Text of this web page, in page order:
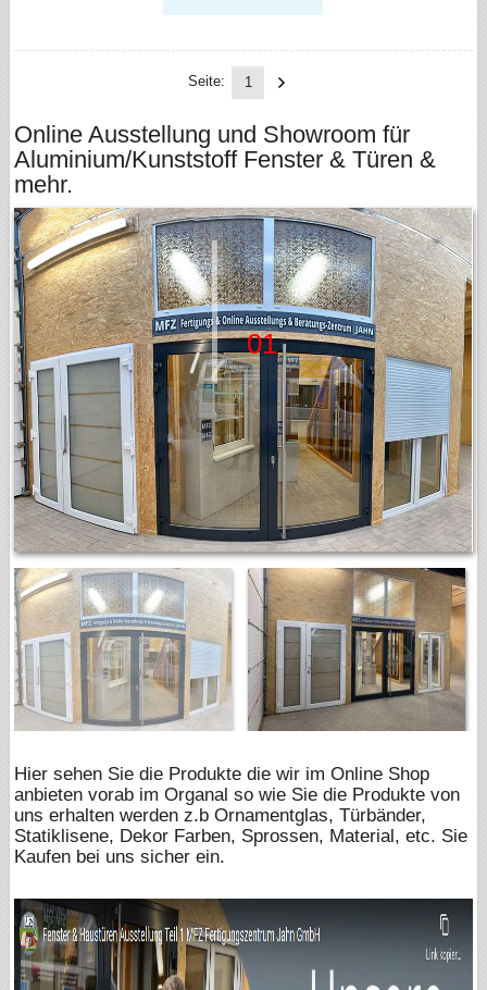
Seite: 1
Online Ausstellung und Showroom für
Aluminium/Kunststoff Fenster & Türen &
mehr.
02
Hier sehen Sie die Produkte die wir im Online Shop
anbieten vorab im Organal so wie Sie die Produkte von
uns erhalten werden z.b Ornamentglas, Türbänder,
Statiklisene, Dekor Farben, Sprossen, Material, etc. Sie
Kaufen bei uns sicher ein.